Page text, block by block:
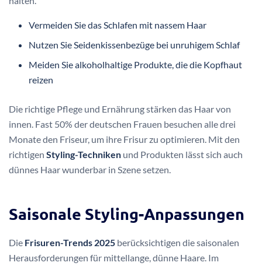
Vermeiden Sie das Schlafen mit nassem Haar
Nutzen Sie Seidenkissenbezüge bei unruhigem Schlaf
Meiden Sie alkoholhaltige Produkte, die die Kopfhaut
reizen
Die richtige Pflege und Ernährung stärken das Haar von
innen. Fast 50% der deutschen Frauen besuchen alle drei
Monate den Friseur, um ihre Frisur zu optimieren. Mit den
richtigen Styling-Techniken und Produkten lässt sich auch
dünnes Haar wunderbar in Szene setzen.
Saisonale Styling-Anpassungen
Die Frisuren-Trends 2025 berücksichtigen die saisonalen
Herausforderungen für mittellange, dünne Haare. Im